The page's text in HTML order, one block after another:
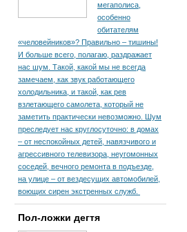
мегаполиса,
особенно
обитателям
«человейников»? Правильно – тишины!
И больше всего, полагаю, раздражает
нас шум. Такой, какой мы не всегда
замечаем, как звук работающего
холодильника, и такой, как рев
взлетающего самолета, который не
заметить практически невозможно. Шум
преследует нас круглосуточно: в домах
– от неспокойных детей, навязчивого и
агрессивного телевизора, неугомонных
соседей, вечного ремонта в подъезде,
на улице – от вездесущих автомобилей,
воющих сирен экстренных служб.
Пол-ложки дегтя